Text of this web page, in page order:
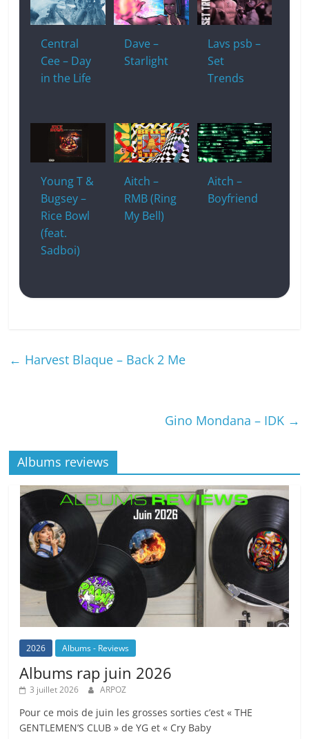
Central
Cee – Day
in the Life
Dave –
Starlight
Lavs psb –
Set
Trends
Young T &
Bugsey –
Rice Bowl
(feat.
Sadboi)
Aitch –
RMB (Ring
My Bell)
Aitch –
Boyfriend
← Harvest Blaque – Back 2 Me
Gino Mondana – IDK →
Albums reviews
2026 Albums - Reviews
Albums rap juin 2026
3 juillet 2026 ARPOZ
Pour ce mois de juin les grosses sorties c’est « THE
GENTLEMEN’S CLUB » de YG et « Cry Baby